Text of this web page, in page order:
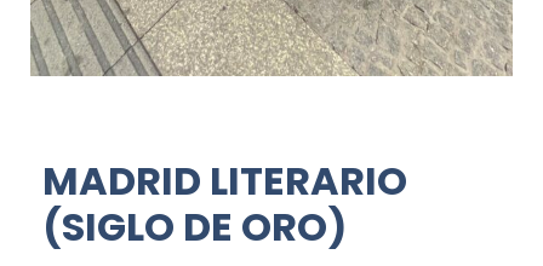
MADRID LITERARIO
(SIGLO DE ORO)